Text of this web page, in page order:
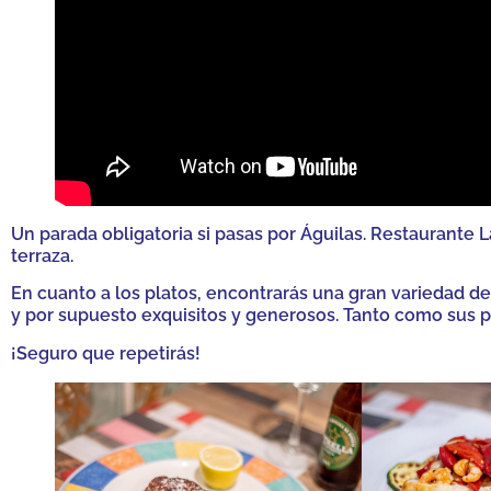
Un parada obligatoria si pasas por Águilas.
terraza.
En cuanto a los platos, encontrarás una gran variedad
y por supuesto exquisitos y generosos. Tanto como sus
¡Seguro que repetirás!